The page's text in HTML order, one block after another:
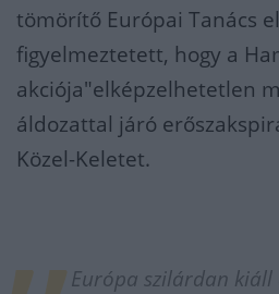
tömörítő Európai Tanács
figyelmeztetett, hogy a
akciója"elképzelhetetlen
áldozattal járó
Közel-Keletet.
Európa szilárdan kiáll